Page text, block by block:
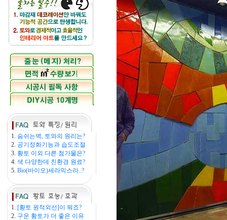
1. 숨쉬는벽, 토와의 원리는?
2. 공기정화기능과 습도조절
3. 황토 이외 다른 첨가물은?
4. 색 다양한데 친환경 원료?
5. Bio(바이오)세라믹스라..?
1. [황토 원적외선]이 뭐죠?
2. 구운 황토가 더 좋은 이유